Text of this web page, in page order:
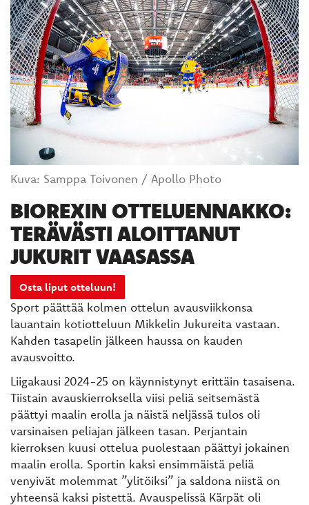
Kuva: Samppa Toivonen / Apollo Photo
BIOREXIN OTTELUENNAKKO:
TERÄVÄSTI ALOITTANUT
JUKURIT VAASASSA
Osta liput otteluun!
Sport päättää kolmen ottelun avausviikkonsa
lauantain kotiotteluun Mikkelin Jukureita vastaan.
Kahden tasapelin jälkeen haussa on kauden
avausvoitto.
Liigakausi 2024-25 on käynnistynyt erittäin tasaisena.
Tiistain avauskierroksella viisi peliä seitsemästä
päättyi maalin erolla ja näistä neljässä tulos oli
varsinaisen peliajan jälkeen tasan. Perjantain
kierroksen kuusi ottelua puolestaan päättyi jokainen
maalin erolla. Sportin kaksi ensimmäistä peliä
venyivät molemmat ”ylitöiksi” ja saldona niistä on
yhteensä kaksi pistettä. Avauspelissä Kärpät oli